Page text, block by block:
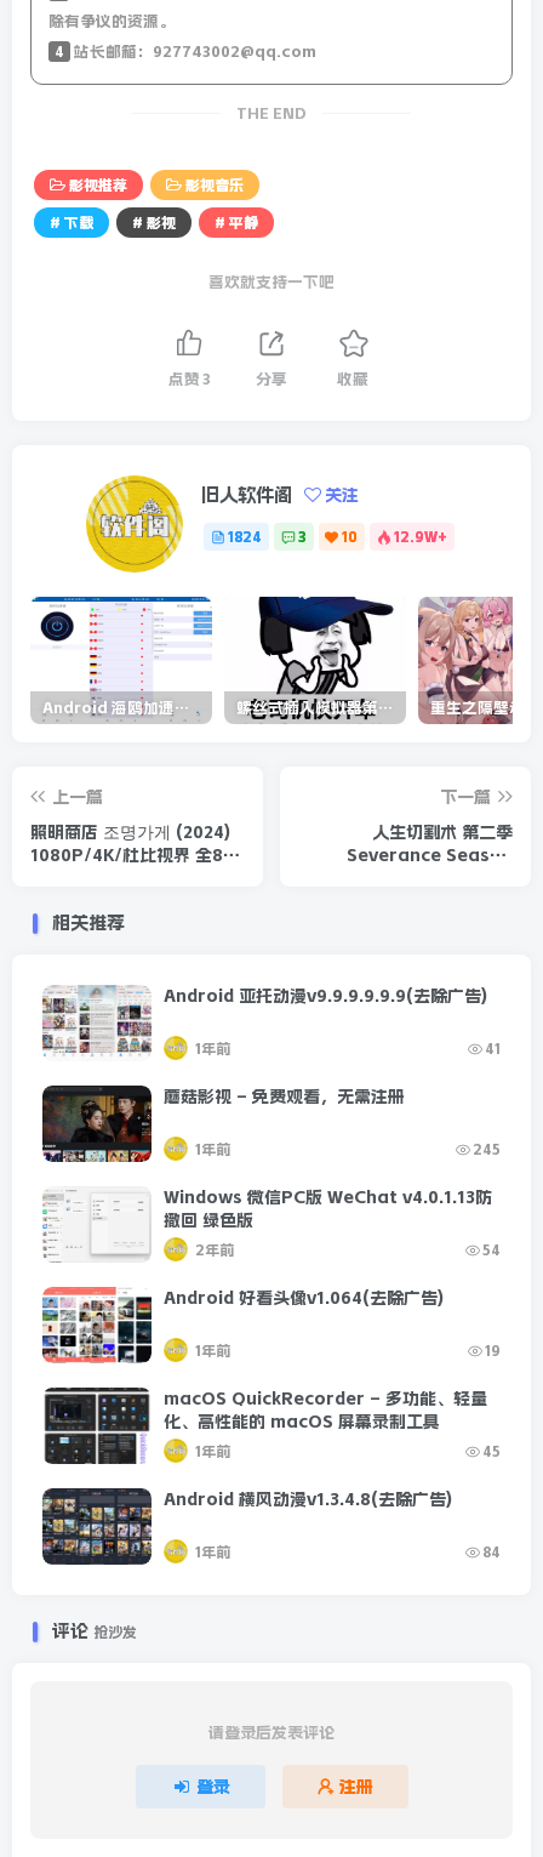
磁力链接
DF8439B
magnet:?
xt=urn:btih:B6EA05B102C9C3E53FEF855B94CCBC01
magnet:?
xt=urn:btih:F06C87D817F7527B5C5E0FC6FE925DD3
AFCFC62C
除有争议的资源。
4 站长邮箱：927743002@qq.com
THE END
影视推荐 影视音乐
# 下载 # 影视 # 平静
喜欢就支持一下吧
点赞 3 分享 收藏
旧人软件阁 关注
1824 3 10 12.9W+
Android 海鸥加速器v6.6.3(解锁会员) 螺丝式插入模拟器第5代/NejicomiSimulator.Vol.5.v1.0.2
上一篇
照明商店 조명가게 (2024)
1080P/4K/杜比视界 全8集
下一篇
人生切割术 第二季
Severance Season
相关推荐
Android 亚托动漫v9.9.9.9.9.9(去除广告)
1年前 41
蘑菇影视 – 免费观看，无需注册
1年前 245
Windows 微信PC版 WeChat v4.0.1.13防
撤回 绿色版
2年前 54
Android 好看头像v1.064(去除广告)
1年前 19
macOS QuickRecorder – 多功能、轻量
化、高性能的 macOS 屏幕录制工具
1年前 45
Android 横风动漫v1.3.4.8(去除广告)
1年前 84
评论 抢沙发
请登录后发表评论
登录 注册